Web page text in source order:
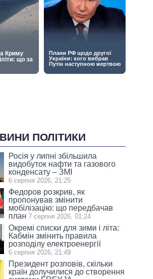
ПОЛІТИКИ
Росія у липні збільшила
видобуток нафти та газового
конденсату – ЗМІ
6 серпня 2026, 21:25
Федоров розкрив, як
пропонував змінити
мобілізацію: що передбачав
план 7 серпня 2026, 01:24
Окремі списки для зими і літа:
Кабмін змінить правила
розподілу електроенергії
6 серпня 2026, 21:49
Президент розповів, скільки
країн долучилися до створення